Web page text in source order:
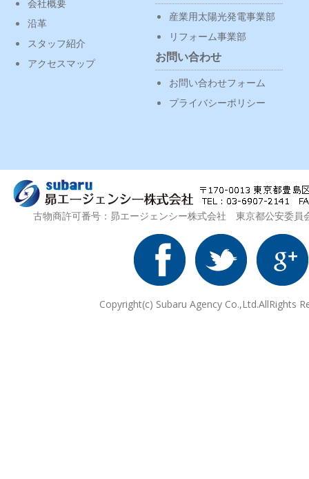
会社概要
沿革
スタッフ紹介
アクセスマップ
産業用太陽光発電事業部
リフォーム事業部
お問い合わせ
お問い合わせフォーム
プライバシーポリシー
古物商許可番号：昴エージェンシー株式会社 東京都公安委
Copyright(c) Subaru Agency Co.,Ltd.AllRights